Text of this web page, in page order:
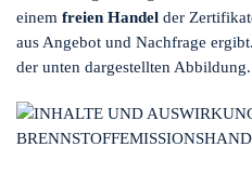
einem freien Handel der
aus Angebot und Nachfrage
der unten dargestellten Abbildung.